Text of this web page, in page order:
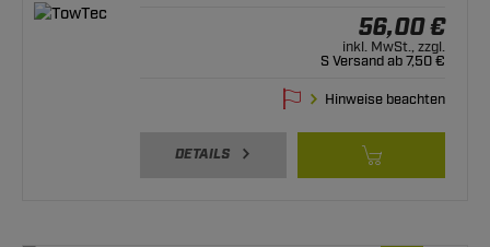
56,00 €
inkl. MwSt., zzgl.
S Versand ab 7,50 €
Hinweise beachten
DETAILS